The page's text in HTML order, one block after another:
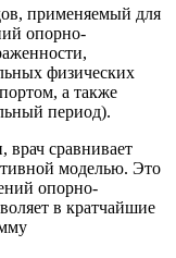
применяемый для
опорно-
физических
а также
период).
врач сравнивает
моделью. Это
опорно-
в кратчайшие